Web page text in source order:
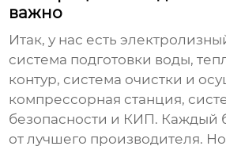
важно
Итак, у нас есть
система подготовки воды,
контур, система очистки и
компрессорная станция,
безопасности и КИП. Каждый
от лучшего производителя.